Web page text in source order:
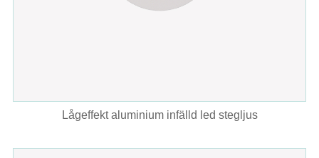
Lågeffekt aluminium infälld led stegljus